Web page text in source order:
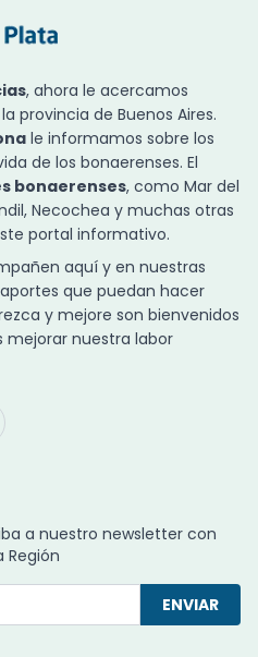
, ahora le acercamos
provincia de Buenos Aires.
le informamos sobre los
de los bonaerenses. El
bonaerenses, como Mar del
Necochea y muchas otras
portal informativo.
aquí y en nuestras
que puedan hacer
y mejore son bienvenidos
mejorar nuestra labor
a nuestro newsletter con
Región
ENVIAR